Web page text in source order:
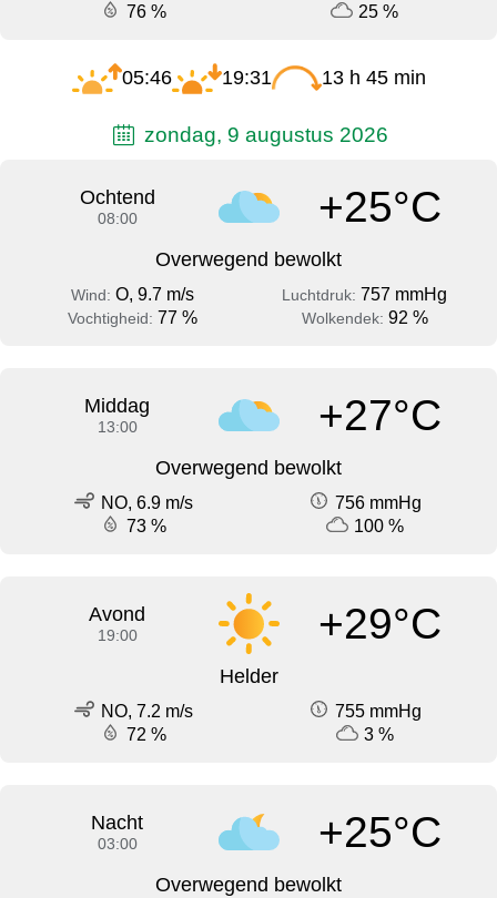
76 %
25 %
05:46 19:31 13 h 45 min
zondag, 9 augustus 2026
Ochtend
08:00 +25°C
Overwegend bewolkt
Wind: O, 9.7 m/s Luchtdruk: 757 mmHg
Vochtigheid: 77 % Wolkendek: 92 %
Middag
13:00 +27°C
Overwegend bewolkt
NO, 6.9 m/s
756 mmHg
73 %
100 %
Avond
19:00 +29°C
Helder
NO, 7.2 m/s
755 mmHg
72 %
3 %
Nacht
03:00 +25°C
Overwegend bewolkt